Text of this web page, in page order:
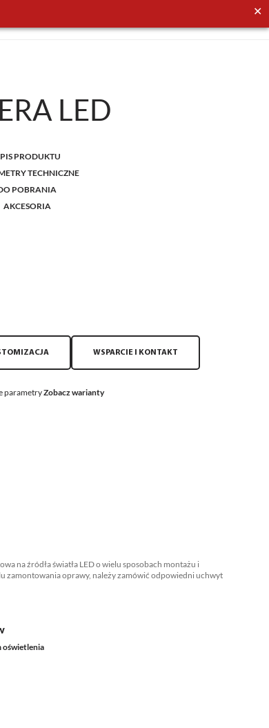
✕
LED
PRODUKTU
TECHNICZNE
POBRANIA
AKCESORIA
WSPARCIE I KONTAKT
parametryZobacz warianty
na źródła światła LED o wielu sposobach montażu i
zamontowania oprawy, należy zamówić odpowiedni uchwyt
oświetlenia